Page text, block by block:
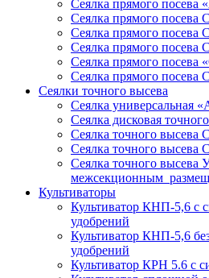
Сеялка прямого посева
Сеялка прямого
Сеялка прямого
Сеялка прямого посева
Сеялка прямого
Сеялка прямого
Сеялки точного высева
Сеялка универсальная
Сеялка дисковая
Сеялка точного
Сеялка точного
Сеялка точного
межсекционным
Культиваторы
Культиватор КНП-5,6 с
удобрений
Культиватор КНП-5,6
удобрений
Культиватор КРН 5.6 с